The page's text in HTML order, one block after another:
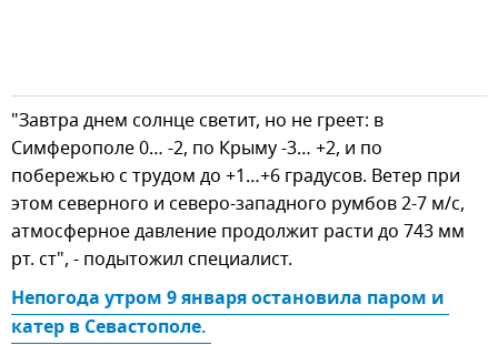
"Завтра днем солнце светит, но не греет: в
Симферополе 0… -2, по Крыму -3… +2, и по
побережью с трудом до +1…+6 градусов. Ветер при
этом северного и северо-западного румбов 2-7 м/с,
атмосферное давление продолжит расти до 743 мм
рт. ст", - подытожил специалист.
Непогода утром 9 января остановила паром и
катер в Севастополе.